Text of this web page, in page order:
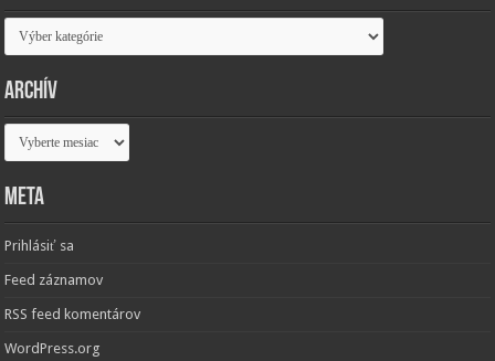
Kategórie
Archív
Archív
Meta
Prihlásiť sa
Feed záznamov
RSS feed komentárov
WordPress.org